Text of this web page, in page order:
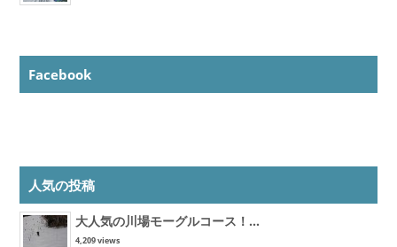
Facebook
人気の投稿
大人気の川場モーグルコース！...
4,209 views